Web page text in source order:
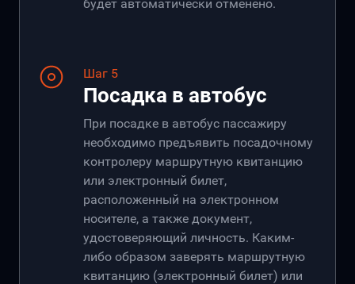
будет автоматически отменено.
Шаг 5
Посадка в автобус
При посадке в автобус пассажиру
необходимо предъявить посадочному
контролеру маршрутную квитанцию
или электронный билет,
расположенный на электронном
носителе, а также документ,
удостоверяющий личность. Каким-
либо образом заверять маршрутную
квитанцию (электронный билет) или